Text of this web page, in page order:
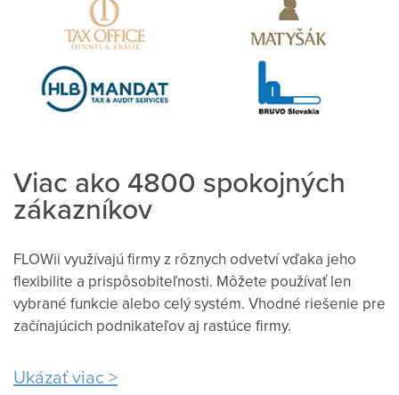
Viac ako 4800 spokojných
zákazníkov
FLOWii využívajú firmy z rôznych odvetví vďaka jeho
flexibilite a prispôsobiteľnosti. Môžete používať len
vybrané funkcie alebo celý systém. Vhodné riešenie pre
začínajúcich podnikateľov aj rastúce firmy.
Ukázať viac